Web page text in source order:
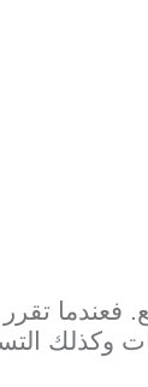
فعندما
وكذلك